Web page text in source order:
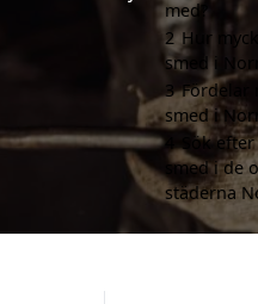
med?
2 Hur
smed i
3 Fördelar
smed i
Sök
smed i de
städerna